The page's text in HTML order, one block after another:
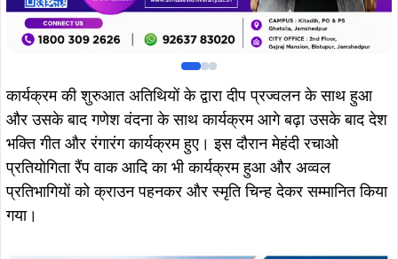
कार्यक्रम की शुरुआत अतिथियों के द्वारा दीप प्रज्वलन के साथ हुआ
और उसके बाद गणेश वंदना के साथ कार्यक्रम आगे बढ़ा उसके बाद देश
भक्ति गीत और रंगारंग कार्यक्रम हुए। इस दौरान मेहंदी रचाओ
प्रतियोगिता रैंप वाक आदि का भी कार्यक्रम हुआ और अव्वल
प्रतिभागियों को क्राउन पहनकर और स्मृति चिन्ह देकर सम्मानित किया
गया।